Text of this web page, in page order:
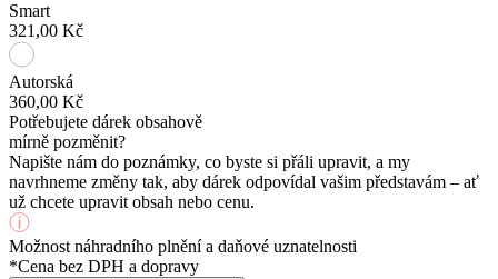
Smart
321,00 Kč
Autorská
360,00 Kč
Potřebujete dárek obsahově
mírně pozměnit?
Napište nám do poznámky, co byste si přáli upravit, a my
navrhneme změny tak, aby dárek odpovídal vašim představám – ať
už chcete upravit obsah nebo cenu.
Možnost náhradního plnění a daňové uznatelnosti
*Cena bez DPH a dopravy